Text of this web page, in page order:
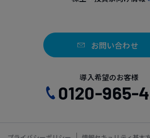
お問い合わせ
導入希望のお客様
0120-965-